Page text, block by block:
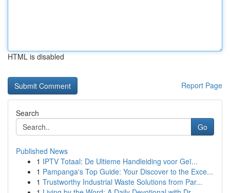
HTML is disabled
Report Page
Search
Go
Published News
1 IPTV Totaal: De Ultieme Handleiding voor Geï...
1 Pampanga's Top Guide: Your Discover to the Exce...
1 Trustworthy Industrial Waste Solutions from Par...